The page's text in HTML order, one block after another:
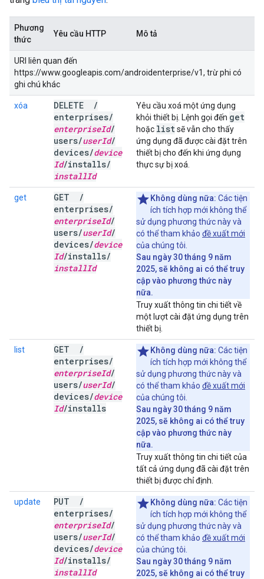
Phương
thức
Yêu cầu HTTP Mô tả
URI liên quan đến
https://www.googleapis.com/androidenterprise/v1, trừ phi có
ghi chú khác
xóa DELETE
/
enterprises/
enterpriseId/
users/userId/
devices/device
Id/installs/
installId
Yêu cầu xoá một ứng dụng
khỏi thiết bị. Lệnh gọi đến get
hoặc listsẽ vẫn cho thấy
ứng dụng đã được cài đặt trên
thiết bị cho đến khi ứng dụng
thực sự bị xoá.
get GET
/
enterprises/
enterpriseId/
users/userId/
devices/device
Id/installs/
installId
Không dùng nữa: Các tiện
ích tích hợp mới không thể
sử dụng phương thức này và
có thể tham khảo đề xuất mới
của chúng tôi.
Sau ngày 30 tháng 9 năm
2025, sẽ không ai có thể truy
cập vào phương thức này
nữa.
Truy xuất thông tin chi tiết về
một lượt cài đặt ứng dụng trên
thiết bị.
list GET
/
enterprises/
enterpriseId/
users/userId/
devices/device
Id/installs
Không dùng nữa: Các tiện
ích tích hợp mới không thể
sử dụng phương thức này và
có thể tham khảo đề xuất mới
của chúng tôi.
Sau ngày 30 tháng 9 năm
2025, sẽ không ai có thể truy
cập vào phương thức này
nữa.
Truy xuất thông tin chi tiết của
tất cả ứng dụng đã cài đặt trên
thiết bị được chỉ định.
update PUT
/
enterprises/
enterpriseId/
users/userId/
devices/device
Id/installs/
installId
Không dùng nữa: Các tiện
ích tích hợp mới không thể
sử dụng phương thức này và
có thể tham khảo đề xuất mới
của chúng tôi.
Sau ngày 30 tháng 9 năm
2025, sẽ không ai có thể truy